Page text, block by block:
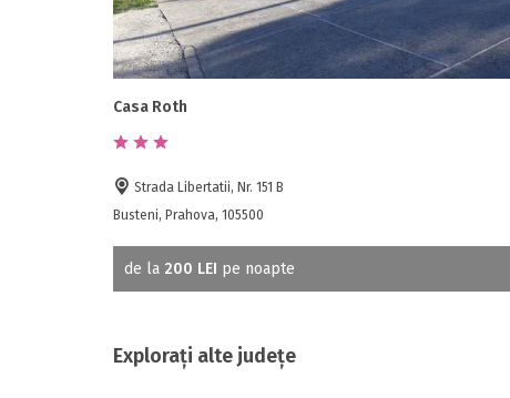
Casa Roth
Strada Libertatii, Nr. 151 B
Busteni, Prahova, 105500
de la 200 LEI pe noapte
Explorați alte județe